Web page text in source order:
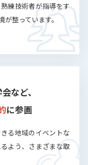
練技術者が指導をす
整っています。
など、
に参画
る地域のイベントな
よう、さまざまな取